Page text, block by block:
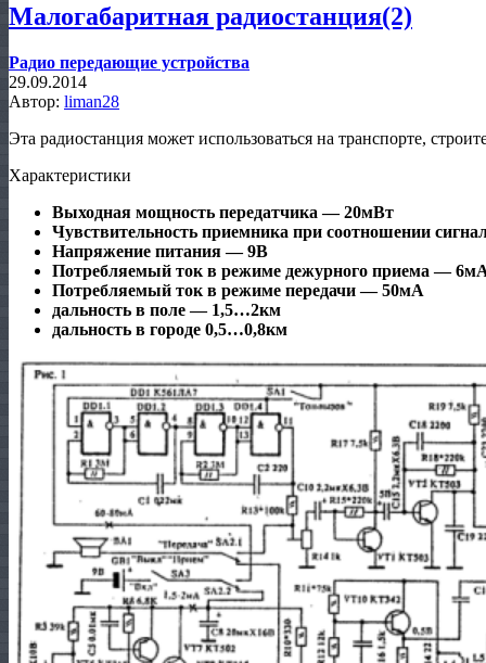
Малогабаритная радиостанция(2)
Радио передающие устройства
29.09.2014
Автор: liman28
Эта радиостанция может использоваться на транспорте,
Характеристики
Выходная мощность передатчика — 20мВт
Чувствительность приемника при соотношении
Напряжение питания — 9В
Потребляемый ток в режиме дежурного приема —
Потребляемый ток в режиме передачи — 50мА
дальность в поле — 1,5…2км
дальность в городе 0,5…0,8км